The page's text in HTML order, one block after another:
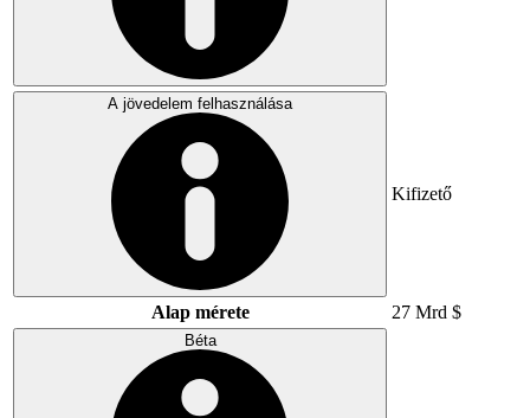
A jövedelem felhasználása
Kifizető
Alap mérete 27 Mrd $
Béta